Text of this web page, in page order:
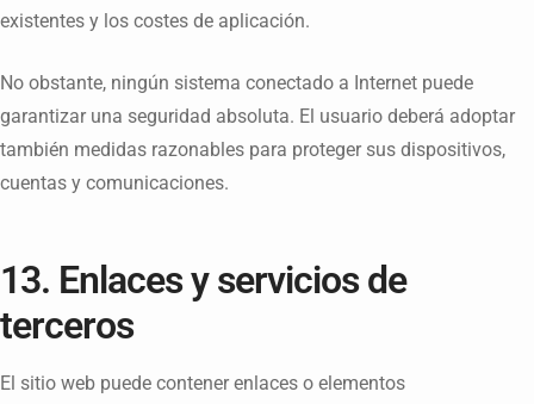
existentes y los costes de aplicación.
No obstante, ningún sistema conectado a Internet puede
garantizar una seguridad absoluta. El usuario deberá adoptar
también medidas razonables para proteger sus dispositivos,
cuentas y comunicaciones.
13. Enlaces y servicios de
terceros
El sitio web puede contener enlaces o elementos